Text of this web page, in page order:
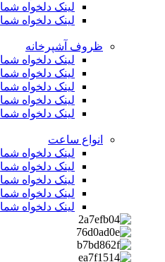
لینک دلخواه شما
لینک دلخواه شما
ظروف آشپرخانه
لینک دلخواه شما
لینک دلخواه شما
لینک دلخواه شما
لینک دلخواه شما
لینک دلخواه شما
انواع ساعت
لینک دلخواه شما
لینک دلخواه شما
لینک دلخواه شما
لینک دلخواه شما
لینک دلخواه شما